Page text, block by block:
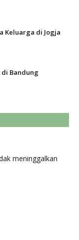
Keluarga di Jogja
di Bandung
meninggalkan